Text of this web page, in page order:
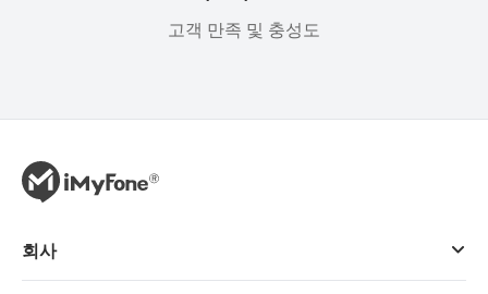
고객 만족 및 충성도
회사